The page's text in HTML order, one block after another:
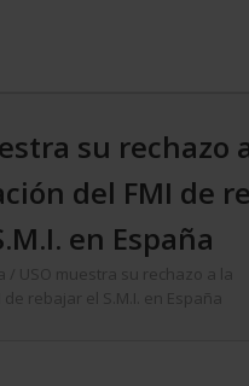
su rechazo
del FMI de
en España
USO muestra su rechazo a la
rebajar el S.M.I. en España